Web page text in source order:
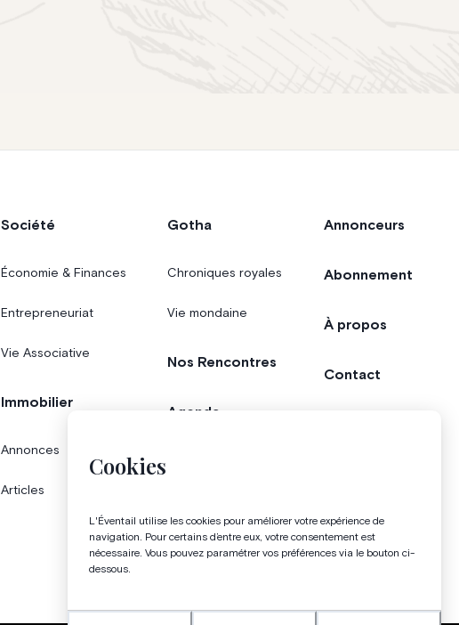
Cookies
L'Éventail utilise les cookies pour améliorer votre expérience de
navigation. Pour certains d’entre eux, votre consentement est
nécessaire. Vous pouvez paramétrer vos préférences via le bouton ci-
dessous.
Société
Économie & Finances
Entrepreneuriat
Vie Associative
Immobilier
Annonces
Articles
Gotha
Chroniques royales
Vie mondaine
Nos Rencontres
Agenda
Annonceurs
Abonnement
À propos
Contact